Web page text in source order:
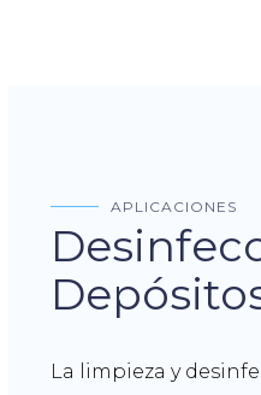
APLICACIONES
La limpieza y